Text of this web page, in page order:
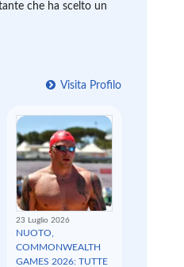
che ha scelto un
Visita Profilo
23 Luglio 2026
NUOTO,
COMMONWEALTH
GAMES 2026: TUTTE